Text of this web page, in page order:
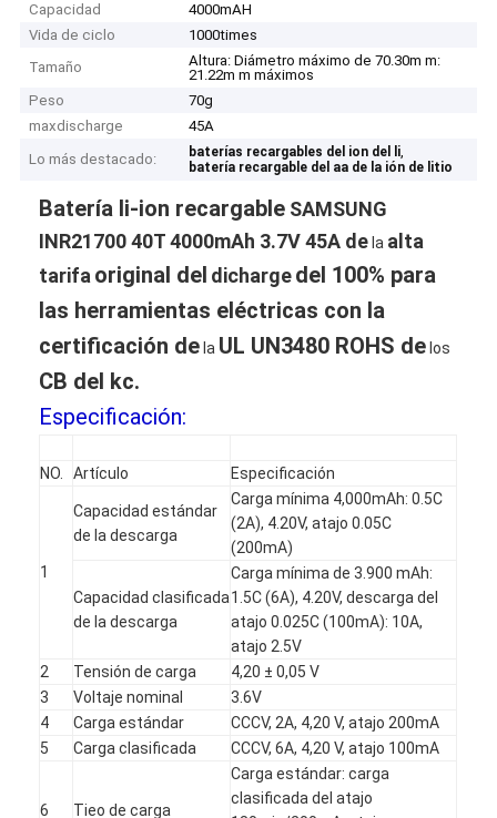
Capacidad
4000mAH
Vida de ciclo
1000times
Tamaño
Altura: Diámetro máximo de 70.30m m:
21.22m m máximos
Peso
70g
maxdischarge
45A
Lo más destacado:
baterías recargables del ion del li,
batería recargable del aa de la ión de litio
Batería li-ion recargable SAMSUNG
INR21700 40T 4000mAh 3.7V 45A de la alta
tarifa original del dichargedel 100% para
las herramientas eléctricas con la
certificación de la UL UN3480 ROHS de los
CB del kc.
Especificación:
NO. Artículo Especificación
1
Capacidad estándar
de la descarga
Carga mínima 4,000mAh: 0.5C
(2A), 4.20V, atajo 0.05C
(200mA)
Capacidad clasificada
de la descarga
Carga mínima de 3.900 mAh:
1.5C (6A), 4.20V, descarga del
atajo 0.025C (100mA): 10A,
atajo 2.5V
2
Tensión de carga
4,20 ± 0,05 V
3
Voltaje nominal
3.6V
4
Carga estándar
CCCV, 2A, 4,20 V, atajo 200mA
5
Carga clasificada CCCV, 6A, 4,20 V, atajo 100mA
6 Tieo de carga
Carga estándar: carga
clasificada del atajo